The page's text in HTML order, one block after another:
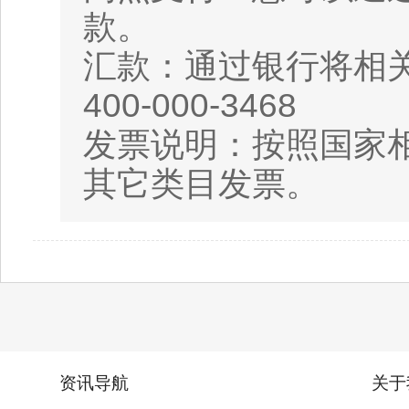
款。
汇款：通过银行将相
400-000-3468
发票说明：按照国家
其它类目发票。
资讯导航 关